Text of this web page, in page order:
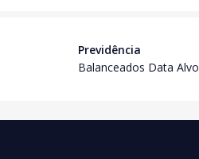
Previdência
Balanceados Data Alvo